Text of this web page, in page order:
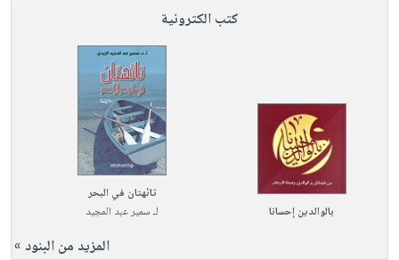
كتب الكترونية
بالوالدين إحسانا
تائهتان في البحر
لـسمير عبد المجيد
المزيد من البنود »